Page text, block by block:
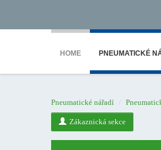
HOME PNEUMATICKÉ
Pneumatické nářadí
Zákaznická sekce